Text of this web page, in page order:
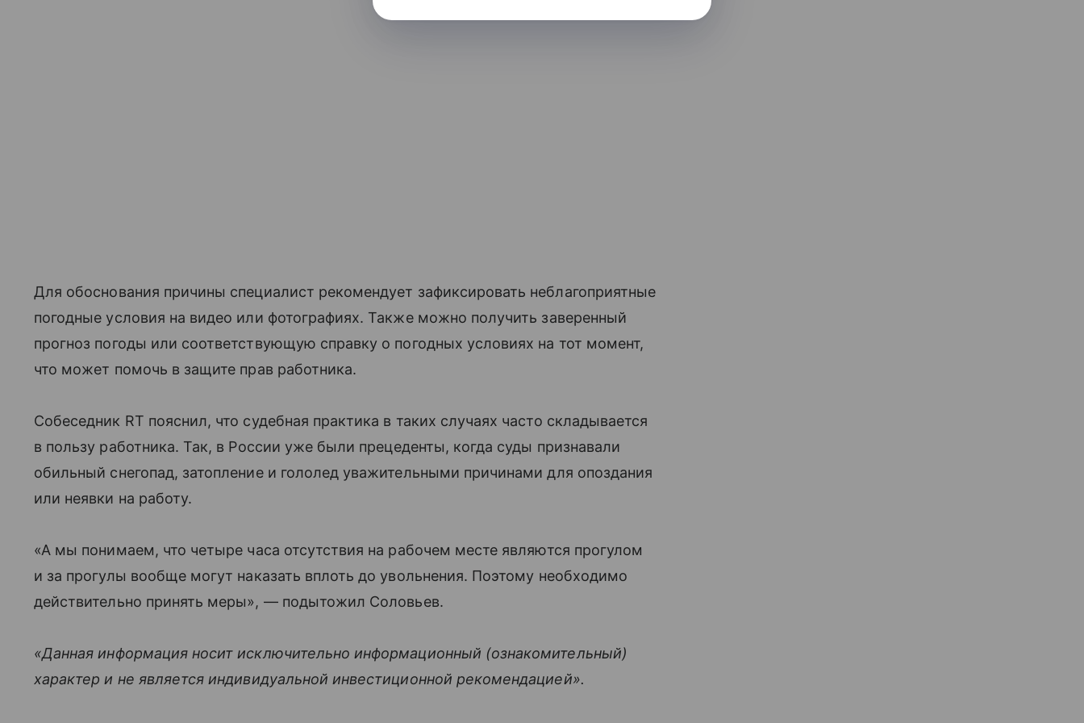
Для обоснования причины специалист рекомендует зафиксировать неблагоприятные
погодные условия на видео или фотографиях. Также можно получить заверенный
прогноз погоды или соответствующую справку о погодных условиях на тот момент,
что может помочь в защите прав работника.
Собеседник RT пояснил, что судебная практика в таких случаях часто складывается
в пользу работника. Так, в России уже были прецеденты, когда суды признавали
обильный снегопад, затопление и гололед уважительными причинами для опоздания
или неявки на работу.
«А мы понимаем, что четыре часа отсутствия на рабочем месте являются прогулом
и за прогулы вообще могут наказать вплоть до увольнения. Поэтому необходимо
действительно принять меры», — подытожил Соловьев.
«Данная информация носит исключительно информационный (ознакомительный)
характер и не является индивидуальной инвестиционной рекомендацией».